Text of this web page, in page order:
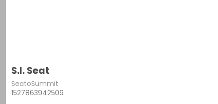
S.I. Seat
SeatoSummit
1527863942509